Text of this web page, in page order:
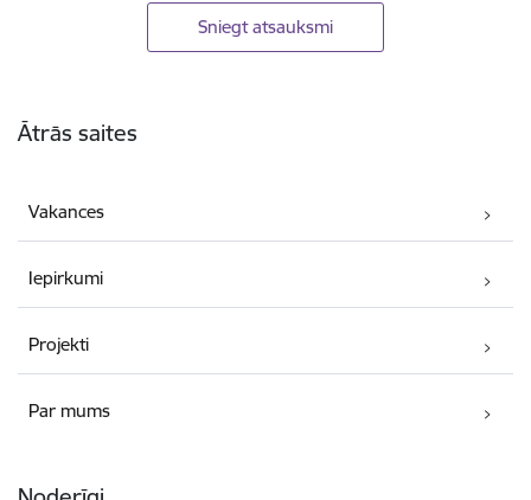
Sniegt atsauksmi
Ātrās saites
Vakances
Iepirkumi
Projekti
Par mums